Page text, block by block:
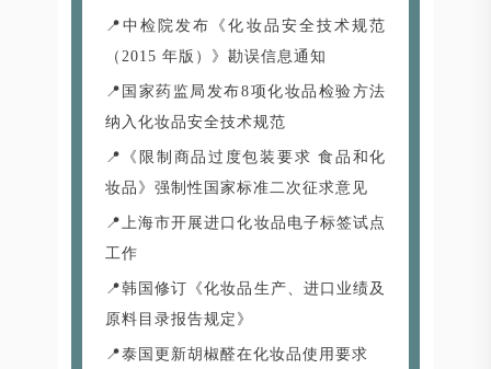
📍中检院发布《化妆品安全技术规范
（2015 年版）》勘误信息通知
📍国家药监局发布8项化妆品检验方法
纳入化妆品安全技术规范
📍《限制商品过度包装要求 食品和化
妆品》强制性国家标准二次征求意见
📍上海市开展进口化妆品电子标签试点
工作
📍韩国修订《化妆品生产、进口业绩及
原料目录报告规定》
📍泰国更新胡椒醛在化妆品使用要求